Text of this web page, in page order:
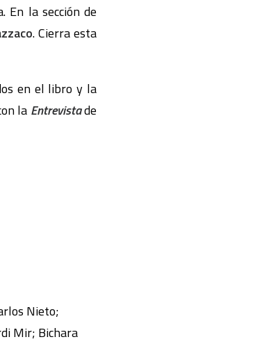
En la sección de
. Cierra esta
en el libro y la
la Entrevistade
Nieto;
Mir; Bichara